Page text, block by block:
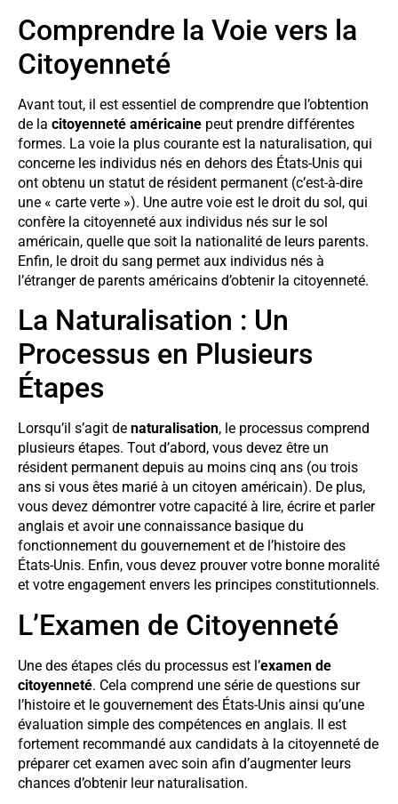
Comprendre la Voie vers la
Citoyenneté
Avant tout, il est essentiel de comprendre que l’obtention
de la citoyenneté américaine peut prendre différentes
formes. La voie la plus courante est la naturalisation, qui
concerne les individus nés en dehors des États-Unis qui
ont obtenu un statut de résident permanent (c’est-à-dire
une « carte verte »). Une autre voie est le droit du sol, qui
confère la citoyenneté aux individus nés sur le sol
américain, quelle que soit la nationalité de leurs parents.
Enfin, le droit du sang permet aux individus nés à
l’étranger de parents américains d’obtenir la citoyenneté.
La Naturalisation : Un
Processus en Plusieurs
Étapes
Lorsqu’il s’agit de naturalisation, le processus comprend
plusieurs étapes. Tout d’abord, vous devez être un
résident permanent depuis au moins cinq ans (ou trois
ans si vous êtes marié à un citoyen américain). De plus,
vous devez démontrer votre capacité à lire, écrire et parler
anglais et avoir une connaissance basique du
fonctionnement du gouvernement et de l’histoire des
États-Unis. Enfin, vous devez prouver votre bonne moralité
et votre engagement envers les principes constitutionnels.
L’Examen de Citoyenneté
Une des étapes clés du processus est l’examen de
citoyenneté. Cela comprend une série de questions sur
l’histoire et le gouvernement des États-Unis ainsi qu’une
évaluation simple des compétences en anglais. Il est
fortement recommandé aux candidats à la citoyenneté de
préparer cet examen avec soin afin d’augmenter leurs
chances d’obtenir leur naturalisation.